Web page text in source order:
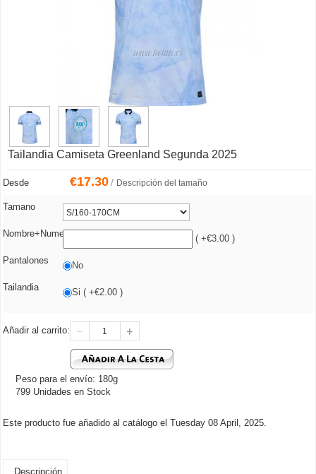
Tailandia Camiseta Greenland Segunda 2025
Desde €17.30/ Descripción del tamaño
Tamano
Nombre+Numero ( +€3.00 )
Pantalones No
Tailandia Si ( +€2.00 )
Añadir al carrito:
Peso para el envío: 180g
799 Unidades en Stock
Este producto fue añadido al catálogo el Tuesday 08 April, 2025.
Descripción